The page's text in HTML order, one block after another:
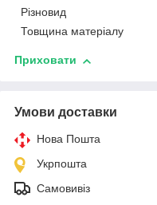
Різновид
Товщина матеріалу
Приховати
Умови доставки
Нова Пошта
Укрпошта
Самовивіз